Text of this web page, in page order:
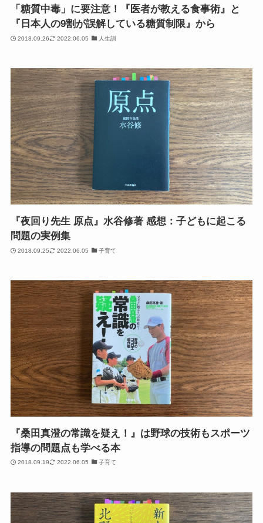
「糖質中毒」に要注意！『医者が教える食事術』と
『日本人の9割が誤解している糖質制限』から
2018.09.26 2022.06.05 人生訓
『夜回り先生 原点』水谷修著 感想：子どもに起こる
問題の実例集
2018.09.25 2022.06.05 子育て
『桑田真澄の常識を疑え！』は野球の技術もスポーツ
指導の問題点も学べる本
2018.09.19 2022.06.05 子育て